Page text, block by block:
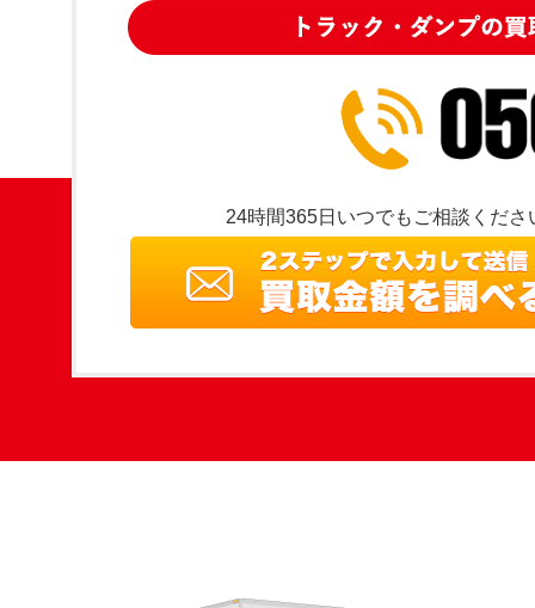
24時間365日いつでもご相談くださ